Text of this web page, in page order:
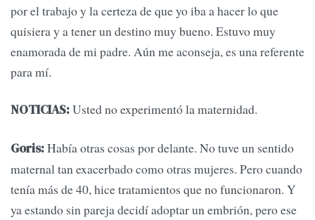
por el trabajo y la certeza de que yo iba a hacer lo que
quisiera y a tener un destino muy bueno. Estuvo muy
enamorada de mi padre. Aún me aconseja, es una referente
para mí.
NOTICIAS:Usted no experimentó la maternidad.
Goris:Había otras cosas por delante. No tuve un sentido
maternal tan exacerbado como otras mujeres. Pero cuando
tenía más de 40, hice tratamientos que no funcionaron. Y
ya estando sin pareja decidí adoptar un embrión, pero ese